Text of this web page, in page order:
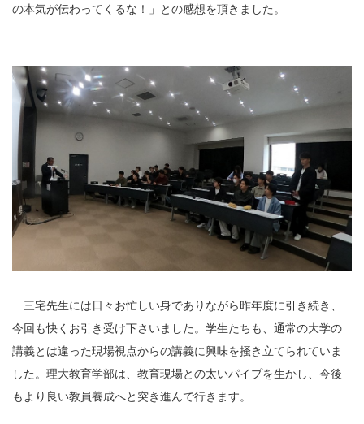
の本気が伝わってくるな！」との感想を頂きました。
三宅先生には日々お忙しい身でありながら昨年度に引き続き、
今回も快くお引き受け下さいました。学生たちも、通常の大学の
講義とは違った現場視点からの講義に興味を掻き立てられていま
した。理大教育学部は、教育現場との太いパイプを生かし、今後
もより良い教員養成へと突き進んで行きます。